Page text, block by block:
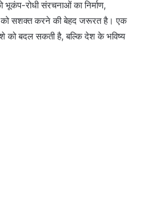
रोधी संरचनाओं का निर्माण,
सशक्त करने की बेहद जरूरत है। एक
बदल सकती है, बल्कि देश के भविष्य